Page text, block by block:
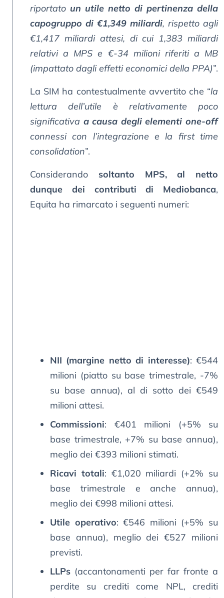
riportato un utile netto di pertinenza della
capogruppo di €1,349 miliardi, rispetto agli
€1,417 miliardi attesi, di cui 1,383 miliardi
relativi a MPS e €-34 milioni riferiti a MB
(impattato dagli effetti economici della PPA)”.
La SIM ha contestualmente avvertito che “la
lettura dell’utile è relativamente poco
significativa a causa degli elementi one-off
connessi con l’integrazione e la first time
consolidation”.
Considerando soltanto MPS, al netto
dunque dei contributi di Mediobanca,
Equita ha rimarcato i seguenti numeri:
NII (margine netto di interesse): €544
milioni (piatto su base trimestrale, -7%
su base annua), al di sotto dei €549
milioni attesi.
Commissioni: €401 milioni (+5% su
base trimestrale, +7% su base annua),
meglio dei €393 milioni stimati.
Ricavi totali: €1,020 miliardi (+2% su
base trimestrale e anche annua),
meglio dei €998 milioni attesi.
Utile operativo: €546 milioni (+5% su
base annua), meglio dei €527 milioni
previsti.
LLPs (accantonamenti per far fronte a
perdite su crediti come NPL, crediti